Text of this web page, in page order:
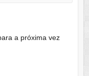
a próxima vez